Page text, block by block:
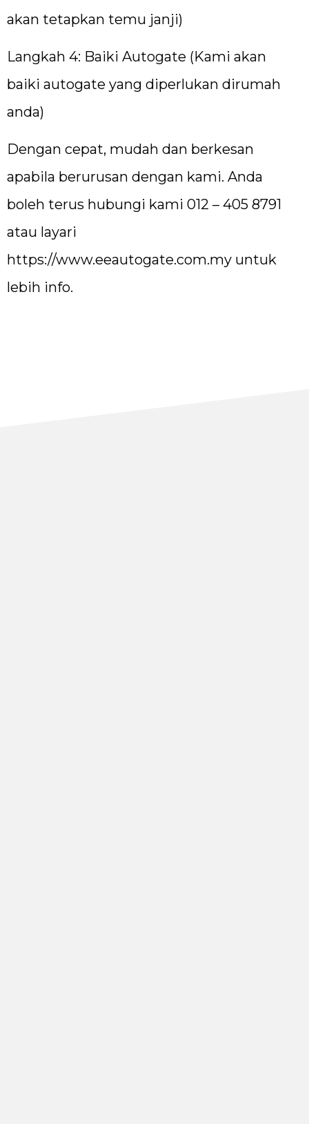
akan tetapkan temu janji)
Langkah 4: Baiki Autogate (Kami akan
baiki autogate yang diperlukan dirumah
anda)
Dengan cepat, mudah dan berkesan
apabila berurusan dengan kami. Anda
boleh terus hubungi kami 012 – 405 8791
atau layari
https://www.eeautogate.com.my untuk
lebih info.